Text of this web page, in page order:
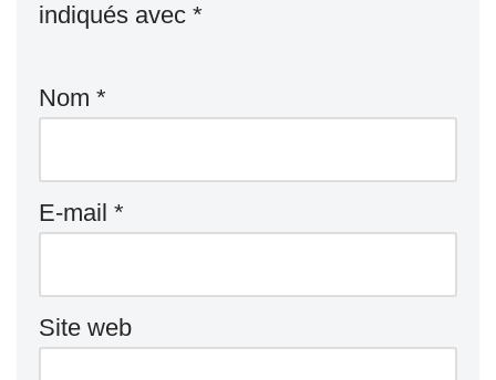
indiqués avec *
Nom *
E-mail *
Site web